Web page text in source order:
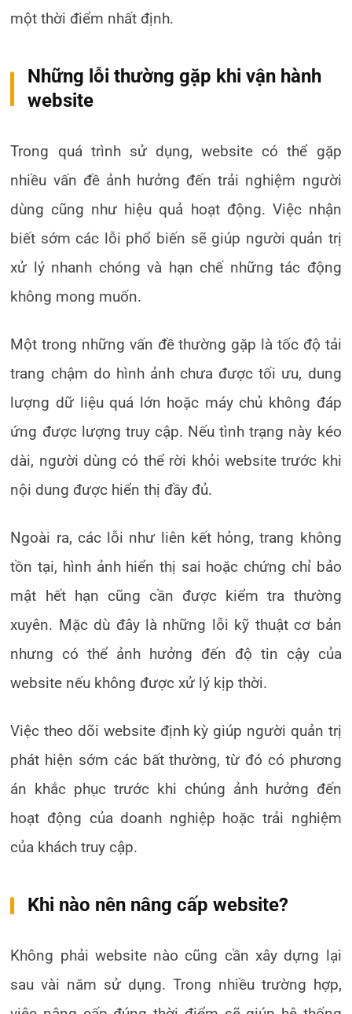
một thời điểm nhất định.
Những lỗi thường gặp khi vận hành
website
Trong quá trình sử dụng, website có thể gặp
nhiều vấn đề ảnh hưởng đến trải nghiệm người
dùng cũng như hiệu quả hoạt động. Việc nhận
biết sớm các lỗi phổ biến sẽ giúp người quản trị
xử lý nhanh chóng và hạn chế những tác động
không mong muốn.
Một trong những vấn đề thường gặp là tốc độ tải
trang chậm do hình ảnh chưa được tối ưu, dung
lượng dữ liệu quá lớn hoặc máy chủ không đáp
ứng được lượng truy cập. Nếu tình trạng này kéo
dài, người dùng có thể rời khỏi website trước khi
nội dung được hiển thị đầy đủ.
Ngoài ra, các lỗi như liên kết hỏng, trang không
tồn tại, hình ảnh hiển thị sai hoặc chứng chỉ bảo
mật hết hạn cũng cần được kiểm tra thường
xuyên. Mặc dù đây là những lỗi kỹ thuật cơ bản
nhưng có thể ảnh hưởng đến độ tin cậy của
website nếu không được xử lý kịp thời.
Việc theo dõi website định kỳ giúp người quản trị
phát hiện sớm các bất thường, từ đó có phương
án khắc phục trước khi chúng ảnh hưởng đến
hoạt động của doanh nghiệp hoặc trải nghiệm
của khách truy cập.
Khi nào nên nâng cấp website?
Không phải website nào cũng cần xây dựng lại
sau vài năm sử dụng. Trong nhiều trường hợp,